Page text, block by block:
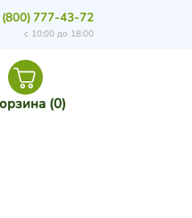
(0)
777-43-72
с 10:00 до 18:00